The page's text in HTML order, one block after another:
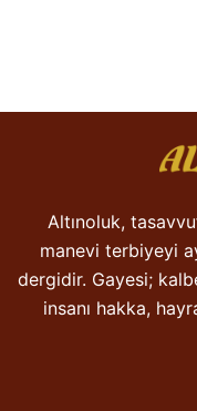
Altınoluk,
manevi terbiyeyi
dergidir. Gayesi;
insanı hakka,